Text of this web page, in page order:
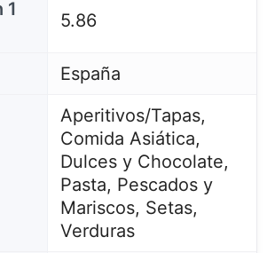
1
5.86
España
Aperitivos/Tapas,
Comida Asiática,
Dulces y Chocolate,
Pasta, Pescados y
Mariscos, Setas,
Verduras